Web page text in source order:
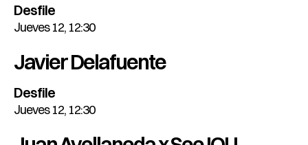
Desfile
Jueves 12, 12:30
Javier Delafuente
Desfile
Jueves 12, 12:30